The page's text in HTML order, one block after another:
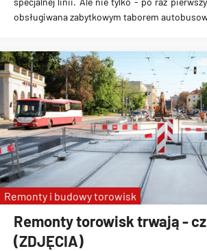
obsługiwana zabytkowym taborem
Remonty torowisk trwają -
(ZDJĘCIA)
Remonty i budowy torowisk